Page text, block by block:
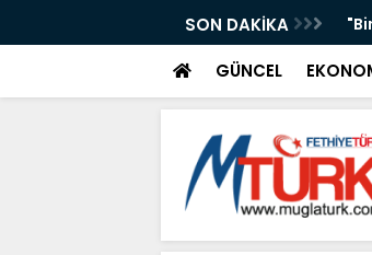
SON DAKİKA
IŞIKHAN'A GÜREŞ DAVETİ
GÜNCEL